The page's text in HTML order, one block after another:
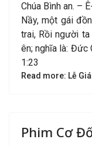
Chúa Bình an. –
Nầy, một gái
trai, Rồi người
ên; nghĩa là: Đức
1:23
Read more: Lễ
Phim Cơ